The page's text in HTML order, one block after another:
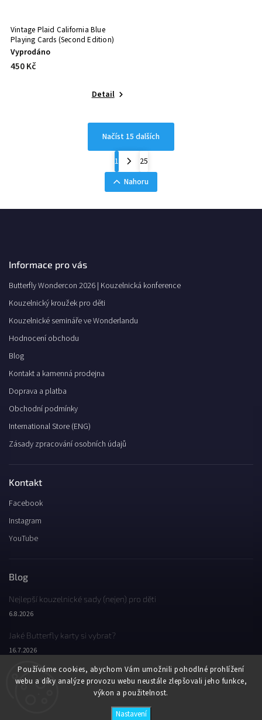
Používáme cookies, abychom Vám umožnili pohodlné prohlížení
webu a díky analýze provozu webu neustále zlepšovali jeho funkce,
výkon a použitelnost.
Nastavení
Vintage Plaid California Blue
Playing Cards (Second Edition)
Vyprodáno
450 Kč
Detail
Načíst 15 dalších
1
25
Nahoru
Informace pro vás
Butterfly Wondercon 2026 | Kouzelnická konference
Kouzelnický kroužek pro děti
Kouzelnické semináře ve Wonderlandu
Hodnocení obchodu
Blog
Kontakt a kamenná prodejna
Doprava a platba
Obchodní podmínky
International Store (ENG)
Zásady zpracování osobních údajů
Kontakt
Facebook
Instagram
YouTube
Blog
Nejlepší kouzelnické sady (nejen) pro děti
6.8.2026
Jaké Butterfly karty si vybrat?
16.7.2026
Jaký byl Butterfly Wondercon 2025?